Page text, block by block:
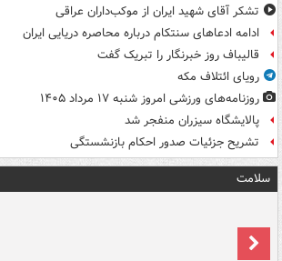
تشکر آقای شهید ایران از موکب‌داران عراقی
ادامه ادعاهای سنتکام درباره محاصره دریایی ایران
قالیباف روز خبرنگار را تبریک گفت
رویای ائتلاف مکه
روزنامه‌های ورزشی امروز ‌شنبه ۱۷ مرداد ۱۴۰۵
پالایشگاه سیزران منفجر شد
تشریح جزئیات صدور احکام بازنشستگی
سلامت